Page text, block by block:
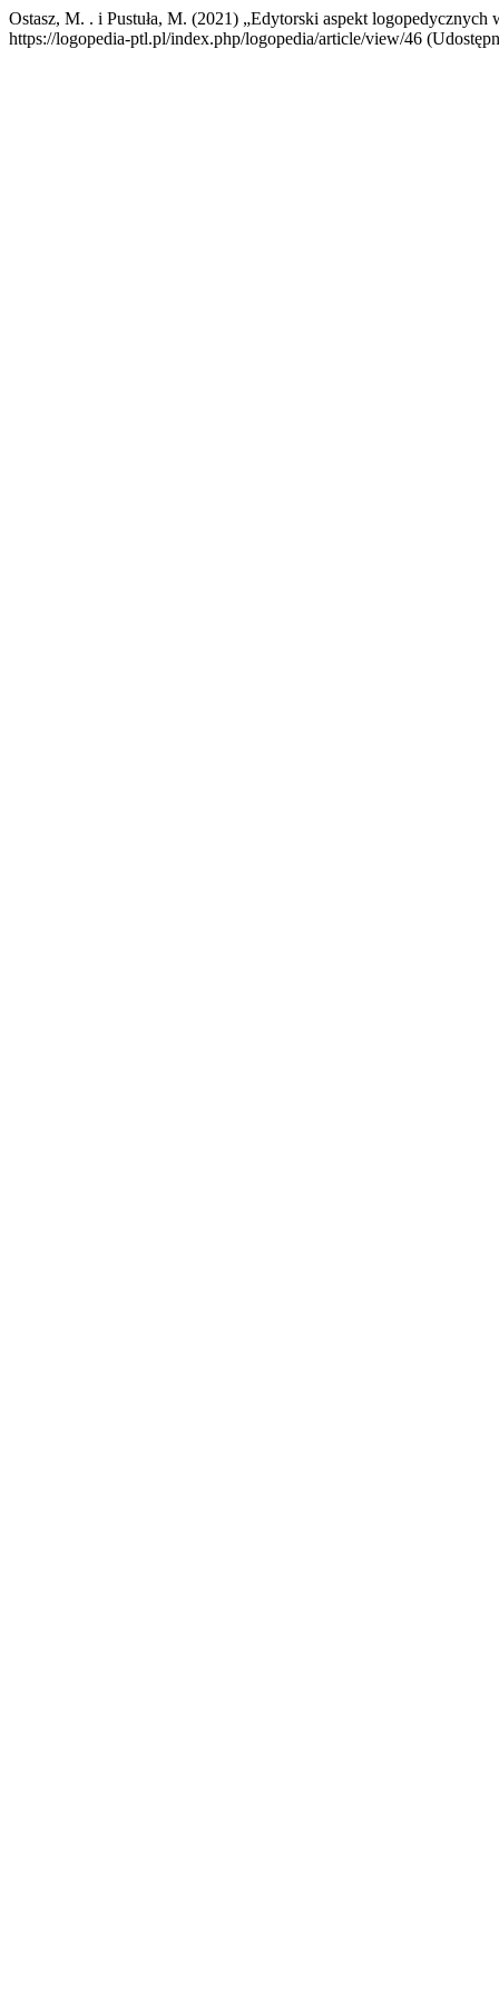
Ostasz, M. . i Pustuła, M. (2021) „Edytorski aspekt
https://logopedia-ptl.pl/index.php/logopedia/article/view/46